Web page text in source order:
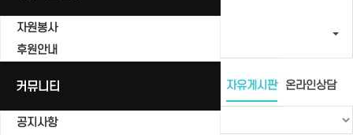
자원봉사
후원안내
커뮤니티
공지사항
자유게시판
공지사항 호반이야기 자유게시판 온라인상담